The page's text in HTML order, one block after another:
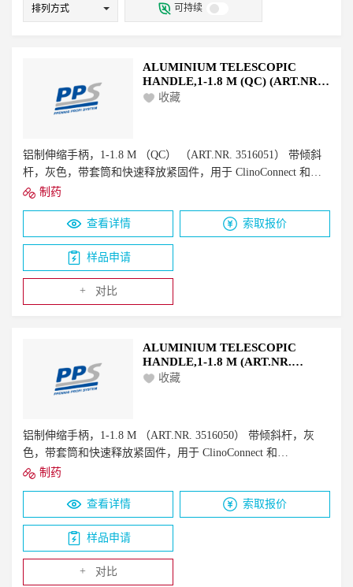
电解质平衡剂 保护剂
排列方式 可持续
ALUMINIUM TELESCOPIC
HANDLE,1-1.8 M (QC) (ART.NR.
3516051)
收藏
铝制伸缩手柄，1-1.8 M （QC） （ART.NR. 3516051） 带倾斜
杆，灰色，带套筒和快速释放紧固件，用于 ClinoConnect 和
ClinoConnect Lock。它是可高压灭菌的。
制药
查看详情 索取报价
样品申请
+ 对比
ALUMINIUM TELESCOPIC
HANDLE,1-1.8 M (ART.NR.
3516050)
收藏
铝制伸缩手柄，1-1.8 M （ART.NR. 3516050） 带倾斜杆，灰
色，带套筒和快速释放紧固件，用于 ClinoConnect 和
ClinoConnect Lock。它是可高压灭菌的。
制药
查看详情 索取报价
样品申请
+ 对比